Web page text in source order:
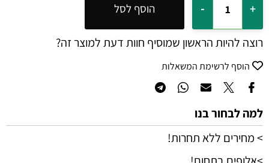
הוסף לסל
רוצה להיות הראשון שמוסיף חוות דעת למוצר זה?
הוסף לרשימת המשאלות
למה לבחור בנו
> מחירים ללא תחרות!